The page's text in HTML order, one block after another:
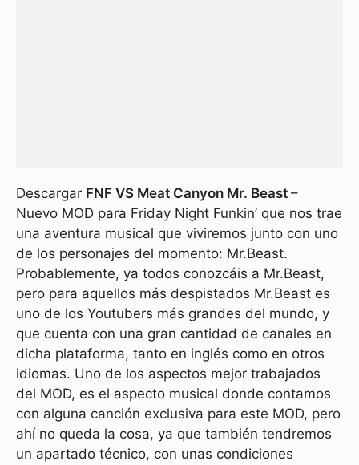
Descargar FNF VS Meat Canyon Mr. Beast –
Nuevo MOD para Friday Night Funkin’ que nos trae
una aventura musical que viviremos junto con uno
de los personajes del momento: Mr.Beast.
Probablemente, ya todos conozcáis a Mr.Beast,
pero para aquellos más despistados Mr.Beast es
uno de los Youtubers más grandes del mundo, y
que cuenta con una gran cantidad de canales en
dicha plataforma, tanto en inglés como en otros
idiomas. Uno de los aspectos mejor trabajados
del MOD, es el aspecto musical donde contamos
con alguna canción exclusiva para este MOD, pero
ahí no queda la cosa, ya que también tendremos
un apartado técnico, con unas condiciones